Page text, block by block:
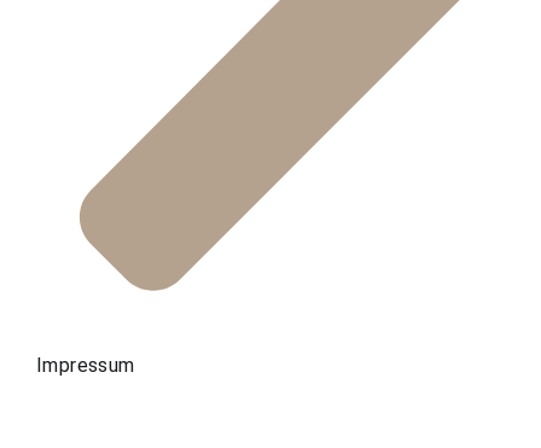
Impressum